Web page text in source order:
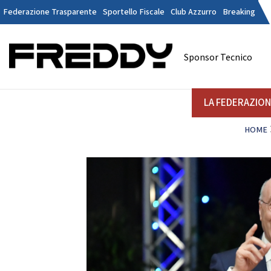
Federazione Trasparente Sportello Fiscale Club Azzurro Breaking
Sponsor Tecnico
LA
HOME
Il Presidente
Commissione Federali Atleti
Commissione Federale Tecnici
CORPORATE
Contatti Discipline
Tesseramento